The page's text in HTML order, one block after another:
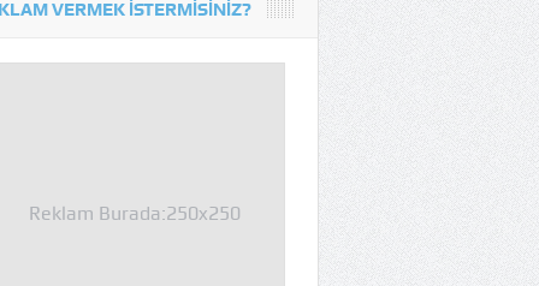
VERMEK İSTERMISINIZ?
Reklam Burada:250x250